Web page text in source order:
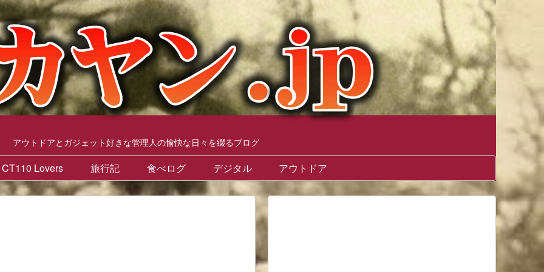
アウトドアとガジェット好きな管理人の愉快な日々を綴るブログ
CT110 Lovers 旅行記 食べログ デジタル アウトドア